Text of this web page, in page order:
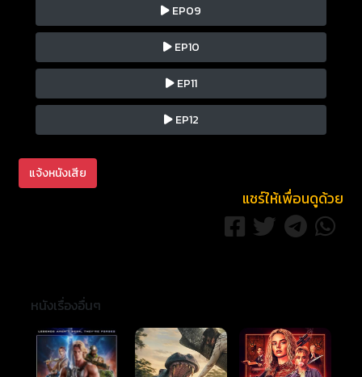
EP09
EP10
EP11
EP12
แจ้งหนังเสีย
แชร์ให้เพื่อนดูด้วย
หนังเรื่องอื่นๆ